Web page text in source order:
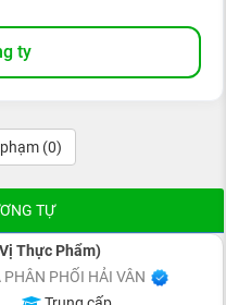
ty
(0)
TỰ
Thực Phẩm)
PHÂN PHỐI HẢI VÂN